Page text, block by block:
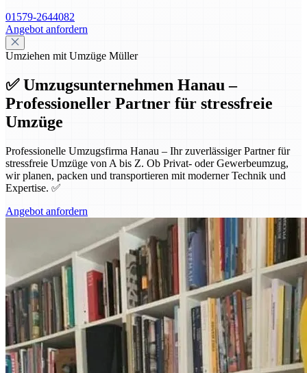
01579-2644082
Angebot anfordern
Umziehen mit Umzüge Müller
✅ Umzugsunternehmen Hanau –
Professioneller Partner für stressfreie
Umzüge
Professionelle Umzugsfirma Hanau – Ihr zuverlässiger Partner für
stressfreie Umzüge von A bis Z. Ob Privat- oder Gewerbeumzug,
wir planen, packen und transportieren mit moderner Technik und
Expertise. ✅
Angebot anfordern